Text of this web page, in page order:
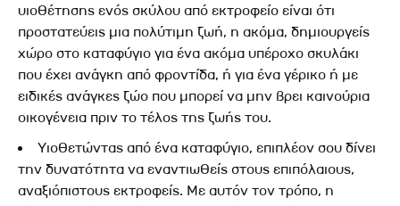
υιοθέτησης ενός σκύλου από εκτροφείο είναι ότι
προστατεύεις μια πολύτιμη ζωή, η ακόμα, δημιουργείς
χώρο στο καταφύγιο για ένα ακόμα υπέροχο σκυλάκι
που έχει ανάγκη από φροντίδα, ή για ένα γέρικο ή με
ειδικές ανάγκες ζώο που μπορεί να μην βρει καινούρια
οικογένεια πριν το τέλος της ζωής του.
Υιοθετώντας από ένα καταφύγιο, επιπλέον σου δίνει
την δυνατότητα να εναντιωθείς στους επιπόλαιους,
αναξιόπιστους εκτροφείς. Με αυτόν τον τρόπο, η